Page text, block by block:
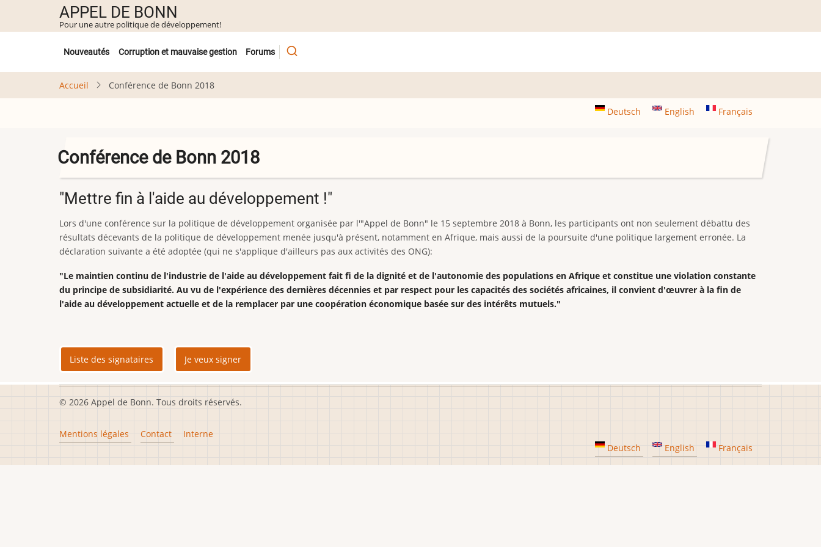
contenu
APPEL DE BONN
Pour une autre politique de développement!
Untermenü
Nouveautés Corruption et mauvaise gestion Forums
Accueil Conférence de Bonn 2018
Deutsch English Français
Conférence de Bonn 2018
"Mettre fin à l'aide au développement !"
Lors d'une conférence sur la politique de développement organisée par l'"Appel de Bonn" le 15 septembre 2018 à Bonn, les participants ont non seulement débattu des
résultats décevants de la politique de développement menée jusqu'à présent, notamment en Afrique, mais aussi de la poursuite d'une politique largement erronée. La
déclaration suivante a été adoptée (qui ne s'applique d'ailleurs pas aux activités des ONG):
"Le maintien continu de l'industrie de l'aide au développement fait fi de la dignité et de l'autonomie des populations en Afrique et constitue une violation constante
du principe de subsidiarité. Au vu de l'expérience des dernières décennies et par respect pour les capacités des sociétés africaines, il convient d'œuvrer à la fin de
l'aide au développement actuelle et de la remplacer par une coopération économique basée sur des intérêts mutuels."
Liste des signataires Je veux signer
© 2026 Appel de Bonn. Tous droits réservés.
Footer
menu
Mentions légales Contact
Interne
Deutsch
English Français